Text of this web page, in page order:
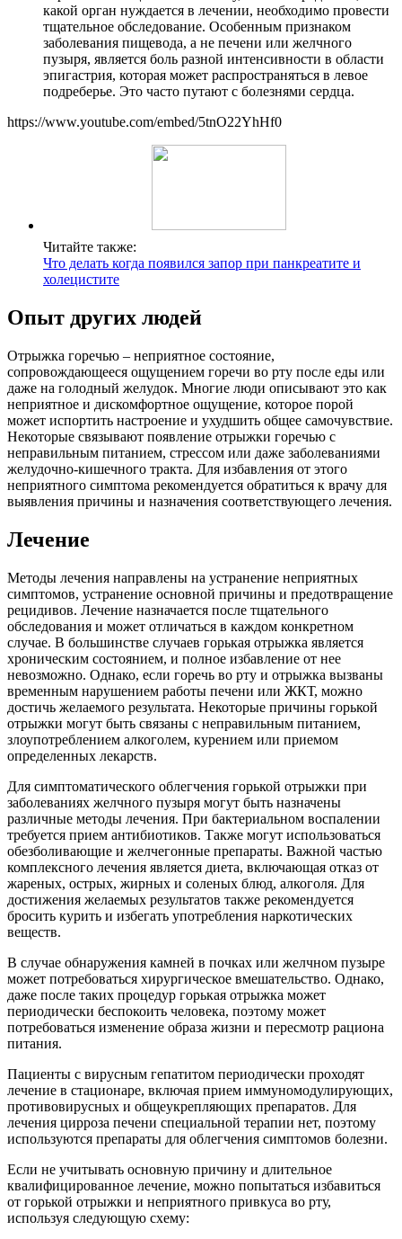
какой орган нуждается в лечении, необходимо провести
тщательное обследование. Особенным признаком
заболевания пищевода, а не печени или желчного
пузыря, является боль разной интенсивности в области
эпигастрия, которая может распространяться в левое
подреберье. Это часто путают с болезнями сердца.
https://www.youtube.com/embed/5tnO22YhHf0
Читайте также:
Что делать когда появился запор при панкреатите и
холецистите
Опыт других людей
Отрыжка горечью – неприятное состояние,
сопровождающееся ощущением горечи во рту после еды или
даже на голодный желудок. Многие люди описывают это как
неприятное и дискомфортное ощущение, которое порой
может испортить настроение и ухудшить общее самочувствие.
Некоторые связывают появление отрыжки горечью с
неправильным питанием, стрессом или даже заболеваниями
желудочно-кишечного тракта. Для избавления от этого
неприятного симптома рекомендуется обратиться к врачу для
выявления причины и назначения соответствующего лечения.
Лечение
Методы лечения направлены на устранение неприятных
симптомов, устранение основной причины и предотвращение
рецидивов. Лечение назначается после тщательного
обследования и может отличаться в каждом конкретном
случае. В большинстве случаев горькая отрыжка является
хроническим состоянием, и полное избавление от нее
невозможно. Однако, если горечь во рту и отрыжка вызваны
временным нарушением работы печени или ЖКТ, можно
достичь желаемого результата. Некоторые причины горькой
отрыжки могут быть связаны с неправильным питанием,
злоупотреблением алкоголем, курением или приемом
определенных лекарств.
Для симптоматического облегчения горькой отрыжки при
заболеваниях желчного пузыря могут быть назначены
различные методы лечения. При бактериальном воспалении
требуется прием антибиотиков. Также могут использоваться
обезболивающие и желчегонные препараты. Важной частью
комплексного лечения является диета, включающая отказ от
жареных, острых, жирных и соленых блюд, алкоголя. Для
достижения желаемых результатов также рекомендуется
бросить курить и избегать употребления наркотических
веществ.
В случае обнаружения камней в почках или желчном пузыре
может потребоваться хирургическое вмешательство. Однако,
даже после таких процедур горькая отрыжка может
периодически беспокоить человека, поэтому может
потребоваться изменение образа жизни и пересмотр рациона
питания.
Пациенты с вирусным гепатитом периодически проходят
лечение в стационаре, включая прием иммуномодулирующих,
противовирусных и общеукрепляющих препаратов. Для
лечения цирроза печени специальной терапии нет, поэтому
используются препараты для облегчения симптомов болезни.
Если не учитывать основную причину и длительное
квалифицированное лечение, можно попытаться избавиться
от горькой отрыжки и неприятного привкуса во рту,
используя следующую схему: